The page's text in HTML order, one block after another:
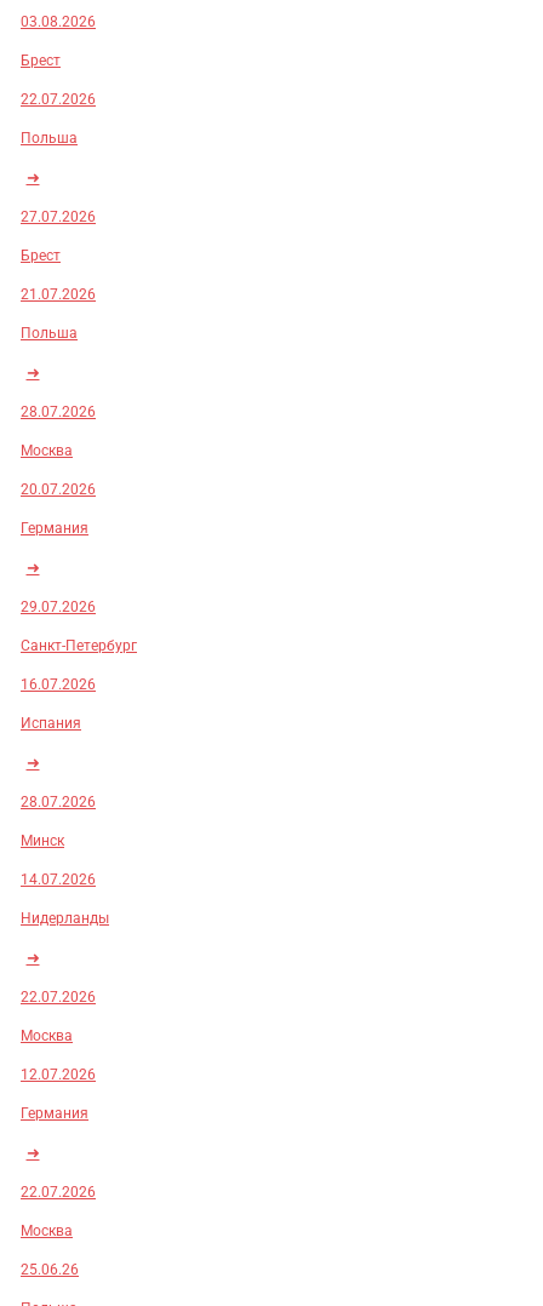
03.08.2026
Брест
22.07.2026
Польша
➜
27.07.2026
Брест
21.07.2026
Польша
➜
28.07.2026
Москва
20.07.2026
Германия
➜
29.07.2026
Санкт-Петербург
16.07.2026
Испания
➜
28.07.2026
Минск
14.07.2026
Нидерланды
➜
22.07.2026
Москва
12.07.2026
Германия
➜
22.07.2026
Москва
25.06.26